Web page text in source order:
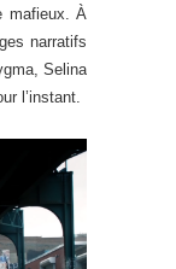
mafieux. À
narratifs
Selina
l’instant.